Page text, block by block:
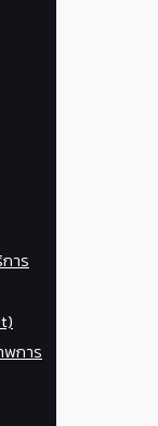
าร
พการ